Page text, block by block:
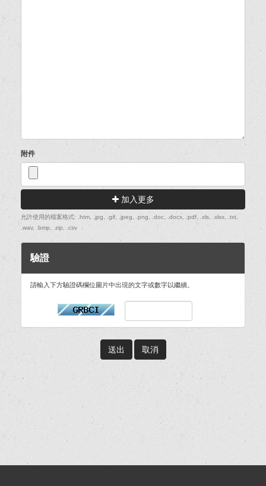
附件
加入更多
允許使用的檔案格式: .htm, .jpg, .gif, .jpeg, .png, .doc, .docx, .pdf, .xls, .xlsx, .txt,
.wav, .bmp, .zip, .csv
驗證
請輸入下方驗證碼欄位圖片中出現的文字或數字以繼續。
取消